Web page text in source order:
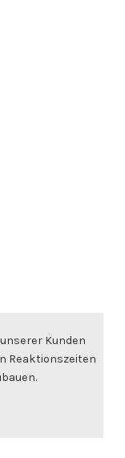
Kunden
Reaktionszeiten